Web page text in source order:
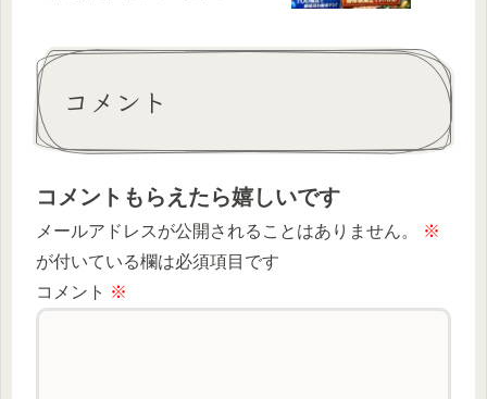
コメント
コメントもらえたら嬉しいです
メールアドレスが公開されることはありません。
※
が付いている欄は必須項目です
コメント ※